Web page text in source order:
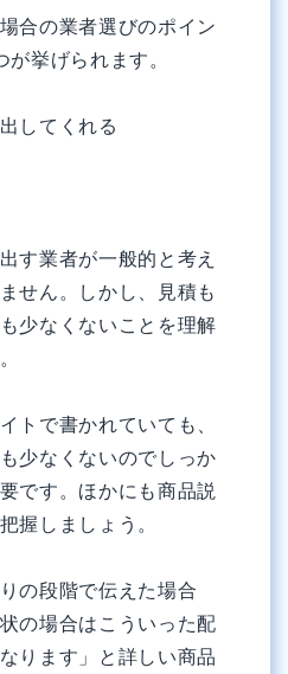
合の業者選びのポイン
が挙げられます。
してくれる
す業者が一般的と考え
せん。しかし、見積も
少なくないことを理解
トで書かれていても、
少なくないのでしっか
です。ほかにも商品説
握しましょう。
の段階で伝えた場合
の場合はこういった配
ります」と詳しい商品